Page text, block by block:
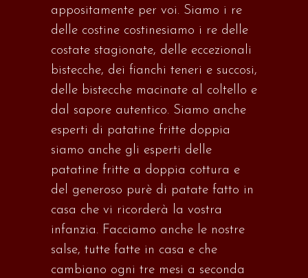
appositamente per voi. Siamo i re
delle costine costinesiamo i re delle
costate stagionate, delle eccezionali
bistecche, dei fianchi teneri e succosi,
delle bistecche macinate al coltello e
dal sapore autentico. Siamo anche
esperti di patatine fritte doppia
siamo anche gli esperti delle
patatine fritte a doppia cottura e
del generoso purè di patate fatto in
casa che vi ricorderà la vostra
infanzia. Facciamo anche le nostre
salse, tutte fatte in casa e che
cambiano ogni tre mesi a seconda